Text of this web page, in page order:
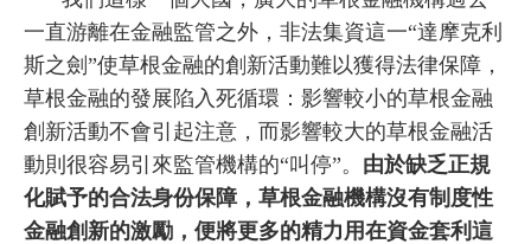
一直游離在金融監管之外，非法集資這一“達摩克利
斯之劍”使草根金融的創新活動難以獲得法律保障，
草根金融的發展陷入死循環：影響較小的草根金融
創新活動不會引起注意，而影響較大的草根金融活
動則很容易引來監管機構的“叫停”。 由於缺乏正規
化賦予的合法身份保障，草根金融機構沒有制度性
金融創新的激勵，便將更多的精力用在資金套利這